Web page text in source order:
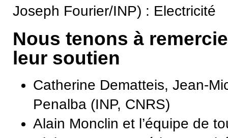
Joseph Fourier/INP) : Electricité
Nous tenons à
leur soutien
Catherine Dematteis, Jean-
Penalba (INP, CNRS)
Alain Monclin et l’équipe de